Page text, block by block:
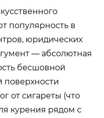
популярность в
юридических
— абсолютная
бесшовной
поверхности
от сигареты (что
курения рядом с